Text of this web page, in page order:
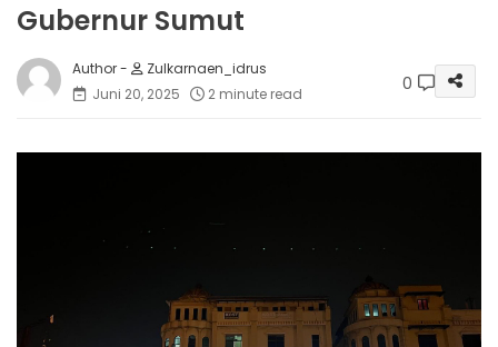
Gubernur Sumut
Zulkarnaen_idrus
Juni 20, 2025
2 minute read 0